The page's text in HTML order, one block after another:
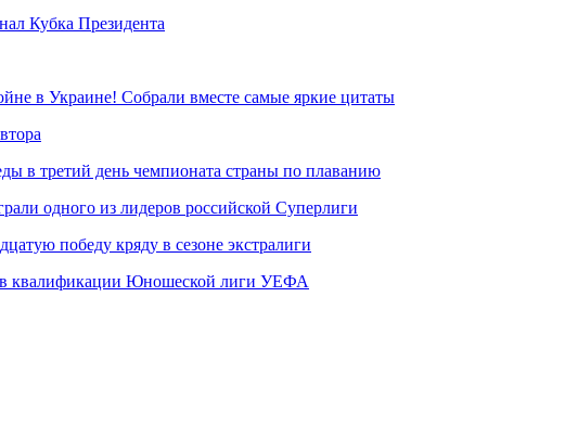
Кубка Президента
в Украине! Собрали вместе самые яркие цитаты
в третий день чемпионата страны по плаванию
одного из лидеров российской Суперлиги
победу кряду в сезоне экстралиги
квалификации Юношеской лиги УЕФА